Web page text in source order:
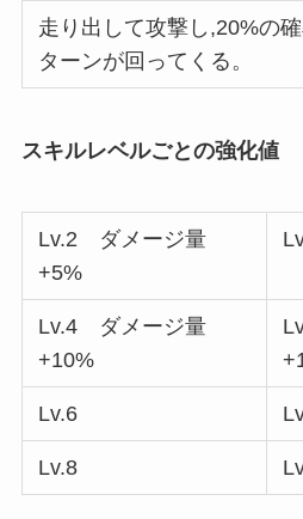
走り出して攻撃し,20%の
ターンが回ってくる。
スキルレベルごとの強化値
Lv.2 ダメージ量
+5%
Lv.4 ダメージ量
+10%
Lv.6
Lv.8